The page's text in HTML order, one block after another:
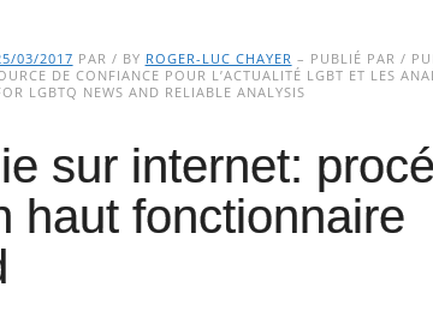
03/2017 PAR / BY ROGER-LUC CHAYER – PUBLIÉ PAR /
DE CONFIANCE POUR L’ACTUALITÉ LGBT ET LES
LGBTQ NEWS AND RELIABLE ANALYSIS
sur internet:
haut fonctionnaire